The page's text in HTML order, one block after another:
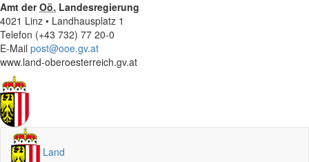
Amt derOö. Landesregierung
4021 Linz • Landhausplatz 1
Telefon (+43 732) 77 20-0
E-Mail post@ooe.gv.at
www.land-oberoesterreich.gv.at
Land